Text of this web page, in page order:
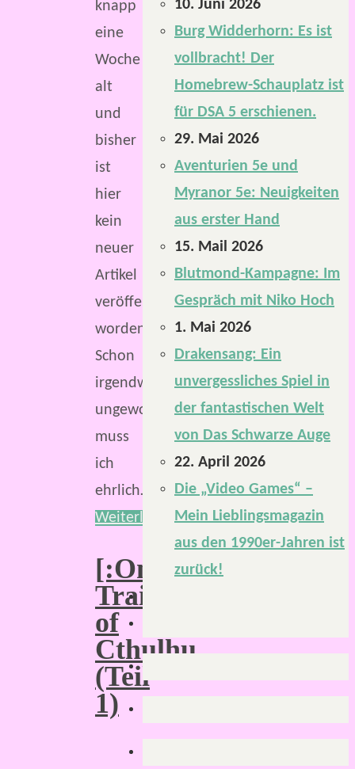
knapp
eine
Woche
alt
und
bisher
ist
hier
kein
neuer
Artikel
veröffentlicht
worden.
Schon
irgendwie
ungewohnt,
muss
ich
ehrlich…
Weiterlesen
[:OneShot:]
Trail
of
Cthulhu
(Teil
1)
10. Juni 2026
Burg Widderhorn: Es ist
vollbracht! Der
Homebrew-Schauplatz ist
für DSA 5 erschienen.
29. Mai 2026
Aventurien 5e und
Myranor 5e: Neuigkeiten
aus erster Hand
15. Mail 2026
Blutmond-Kampagne: Im
Gespräch mit Niko Hoch
1. Mai 2026
Drakensang: Ein
unvergessliches Spiel in
der fantastischen Welt
von Das Schwarze Auge
22. April 2026
Die „Video Games“ –
Mein Lieblingsmagazin
aus den 1990er-Jahren ist
zurück!